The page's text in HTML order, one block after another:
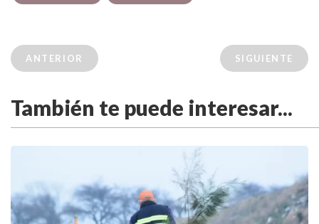
ANTERIOR SIGUIENTE
También te puede interesar...